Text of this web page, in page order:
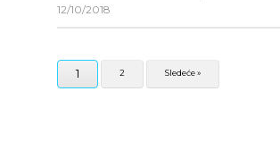
12/10/2018
1 2 Sledeće »